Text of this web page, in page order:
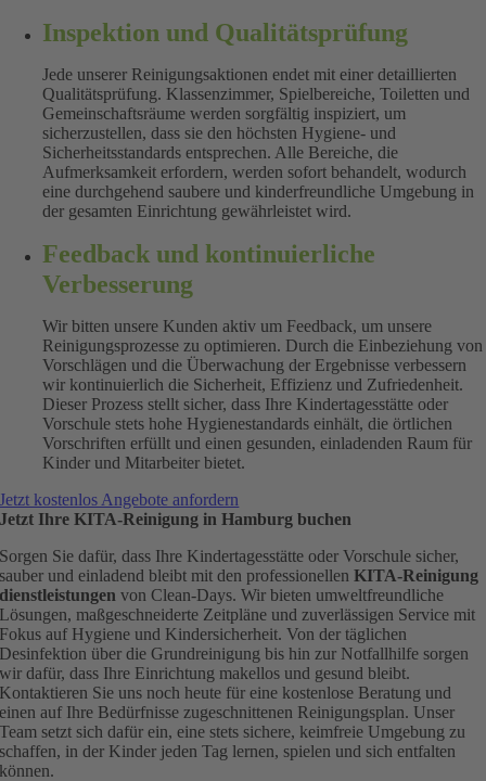
Inspektion und Qualitätsprüfung
Jede unserer Reinigungsaktionen endet mit einer detaillierten
Qualitätsprüfung. Klassenzimmer, Spielbereiche, Toiletten und
Gemeinschaftsräume werden sorgfältig inspiziert, um
sicherzustellen, dass sie den höchsten Hygiene- und
Sicherheitsstandards entsprechen. Alle Bereiche, die
Aufmerksamkeit erfordern, werden sofort behandelt, wodurch
eine durchgehend saubere und kinderfreundliche Umgebung in
der gesamten Einrichtung gewährleistet wird.
Feedback und kontinuierliche
Verbesserung
Wir bitten unsere Kunden aktiv um Feedback, um unsere
Reinigungsprozesse zu optimieren. Durch die Einbeziehung von
Vorschlägen und die Überwachung der Ergebnisse verbessern
wir kontinuierlich die Sicherheit, Effizienz und Zufriedenheit.
Dieser Prozess stellt sicher, dass Ihre Kindertagesstätte oder
Vorschule stets hohe Hygienestandards einhält, die örtlichen
Vorschriften erfüllt und einen gesunden, einladenden Raum für
Kinder und Mitarbeiter bietet.
Jetzt kostenlos Angebote anfordern
Jetzt Ihre KITA-Reinigung in Hamburg buchen
Sorgen Sie dafür, dass Ihre Kindertagesstätte oder Vorschule sicher,
sauber und einladend bleibt mit den professionellenKITA-Reinigung
dienstleistungen von Clean-Days. Wir bieten umweltfreundliche
Lösungen, maßgeschneiderte Zeitpläne und zuverlässigen Service mit
Fokus auf Hygiene und Kindersicherheit. Von der täglichen
Desinfektion über die Grundreinigung bis hin zur Notfallhilfe sorgen
wir dafür, dass Ihre Einrichtung makellos und gesund bleibt.
Kontaktieren Sie uns noch heute für eine kostenlose Beratung und
einen auf Ihre Bedürfnisse zugeschnittenen Reinigungsplan. Unser
Team setzt sich dafür ein, eine stets sichere, keimfreie Umgebung zu
schaffen, in der Kinder jeden Tag lernen, spielen und sich entfalten
können.